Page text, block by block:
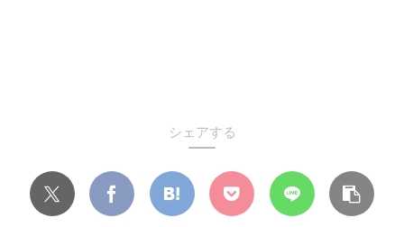
シェアする